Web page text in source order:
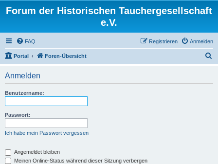
Forum der Historischen Tauchergesellschaft
e.V.
FAQ Anmelden
Registrieren
Portal Foren-Übersicht
Anmelden
Benutzername:
Passwort:
Ich habe mein Passwort vergessen
Angemeldet bleiben
Meinen Online-Status während dieser Sitzung verbergen